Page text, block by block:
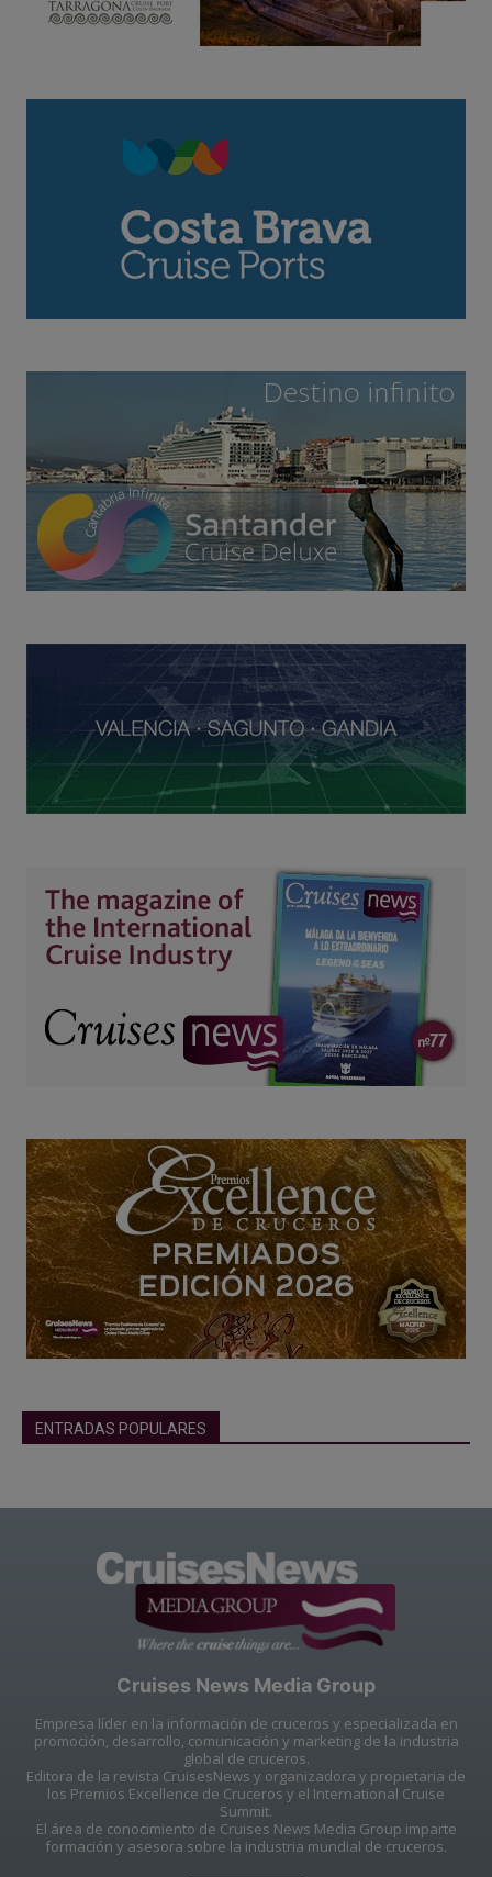
ENTRADAS POPULARES
Cruises News Media Group
Empresa líder en la información de cruceros y especializada en
promoción, desarrollo, comunicación y marketing de la industria
global de cruceros.
Editora de la revista CruisesNews y organizadora y propietaria de
los Premios Excellence de Cruceros y el International Cruise
Summit.
El área de conocimiento de Cruises News Media Group imparte
formación y asesora sobre la industria mundial de cruceros.